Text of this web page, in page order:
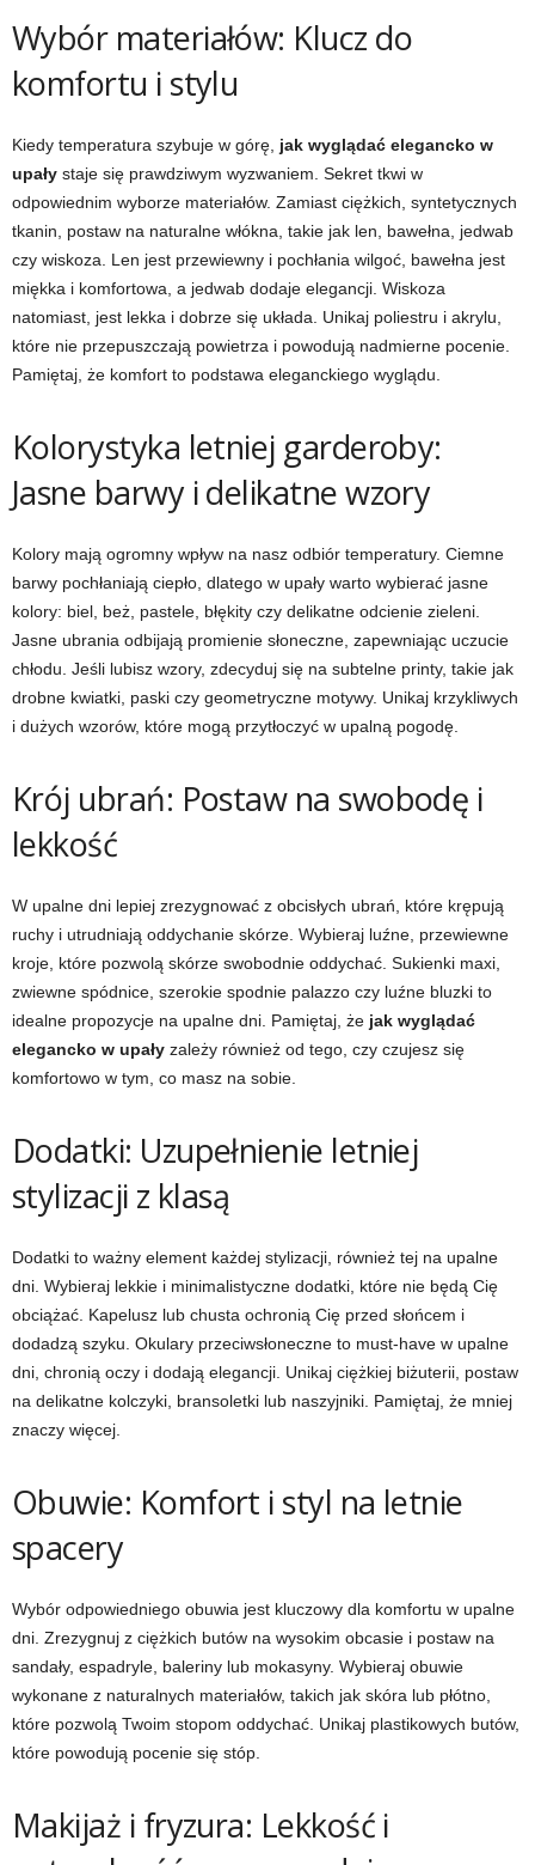
Wybór materiałów: Klucz do
komfortu i stylu
Kiedy temperatura szybuje w górę, jak wyglądać elegancko w
upały staje się prawdziwym wyzwaniem. Sekret tkwi w
odpowiednim wyborze materiałów. Zamiast ciężkich, syntetycznych
tkanin, postaw na naturalne włókna, takie jak len, bawełna, jedwab
czy wiskoza. Len jest przewiewny i pochłania wilgoć, bawełna jest
miękka i komfortowa, a jedwab dodaje elegancji. Wiskoza
natomiast, jest lekka i dobrze się układa. Unikaj poliestru i akrylu,
które nie przepuszczają powietrza i powodują nadmierne pocenie.
Pamiętaj, że komfort to podstawa eleganckiego wyglądu.
Kolorystyka letniej garderoby:
Jasne barwy i delikatne wzory
Kolory mają ogromny wpływ na nasz odbiór temperatury. Ciemne
barwy pochłaniają ciepło, dlatego w upały warto wybierać jasne
kolory: biel, beż, pastele, błękity czy delikatne odcienie zieleni.
Jasne ubrania odbijają promienie słoneczne, zapewniając uczucie
chłodu. Jeśli lubisz wzory, zdecyduj się na subtelne printy, takie jak
drobne kwiatki, paski czy geometryczne motywy. Unikaj krzykliwych
i dużych wzorów, które mogą przytłoczyć w upalną pogodę.
Krój ubrań: Postaw na swobodę i
lekkość
W upalne dni lepiej zrezygnować z obcisłych ubrań, które krępują
ruchy i utrudniają oddychanie skórze. Wybieraj luźne, przewiewne
kroje, które pozwolą skórze swobodnie oddychać. Sukienki maxi,
zwiewne spódnice, szerokie spodnie palazzo czy luźne bluzki to
idealne propozycje na upalne dni. Pamiętaj, że jak wyglądać
elegancko w upały zależy również od tego, czy czujesz się
komfortowo w tym, co masz na sobie.
Dodatki: Uzupełnienie letniej
stylizacji z klasą
Dodatki to ważny element każdej stylizacji, również tej na upalne
dni. Wybieraj lekkie i minimalistyczne dodatki, które nie będą Cię
obciążać. Kapelusz lub chusta ochronią Cię przed słońcem i
dodadzą szyku. Okulary przeciwsłoneczne to must-have w upalne
dni, chronią oczy i dodają elegancji. Unikaj ciężkiej biżuterii, postaw
na delikatne kolczyki, bransoletki lub naszyjniki. Pamiętaj, że mniej
znaczy więcej.
Obuwie: Komfort i styl na letnie
spacery
Wybór odpowiedniego obuwia jest kluczowy dla komfortu w upalne
dni. Zrezygnuj z ciężkich butów na wysokim obcasie i postaw na
sandały, espadryle, baleriny lub mokasyny. Wybieraj obuwie
wykonane z naturalnych materiałów, takich jak skóra lub płótno,
które pozwolą Twoim stopom oddychać. Unikaj plastikowych butów,
które powodują pocenie się stóp.
Makijaż i fryzura: Lekkość i